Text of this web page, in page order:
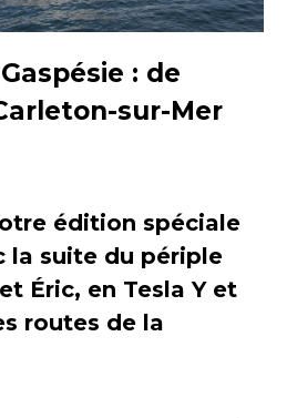
: de
sur-Mer
édition spéciale
la suite du périple
Éric, en Tesla Y et
routes de la